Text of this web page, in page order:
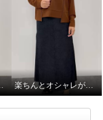
ふんわりシルエットで、デニムがやさしく見える♪ 楽ちんとオシャレが同時に叶う♪